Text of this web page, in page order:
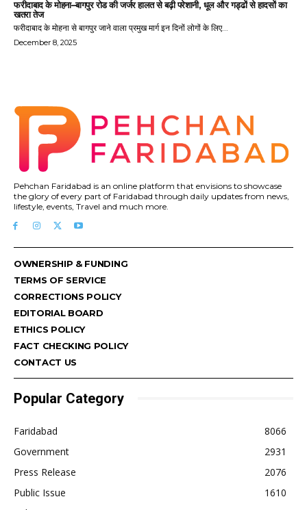
फरीदाबाद के मोहना–बागपुर रोड की जर्जर हालत से बढ़ी परेशानी, धूल और गड्ढों से हादसों का
खतरा तेज
फरीदाबाद के मोहना से बागपुर जाने वाला प्रमुख मार्ग इन दिनों लोगों के लिए...
December 8, 2025
Pehchan Faridabad is an online platform that envisions to showcase
the glory of every part of Faridabad through daily updates from news,
lifestyle, events, Travel and much more.
OWNERSHIP & FUNDING
TERMS OF SERVICE
CORRECTIONS POLICY
EDITORIAL BOARD
ETHICS POLICY
FACT CHECKING POLICY
CONTACT US
Popular Category
Faridabad
8066
Government
2931
Press Release
2076
Public Issue
1610